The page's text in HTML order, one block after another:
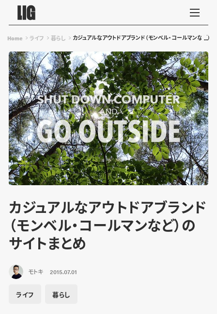
Home ライフ 暮らし カジュアルなアウトドアブランド（モンベル・コールマンなど）
カジュアルなアウトドアブランド
（モンベル・コールマンなど）の
サイトまとめ
モトキ 2015.07.01
ライフ 暮らし